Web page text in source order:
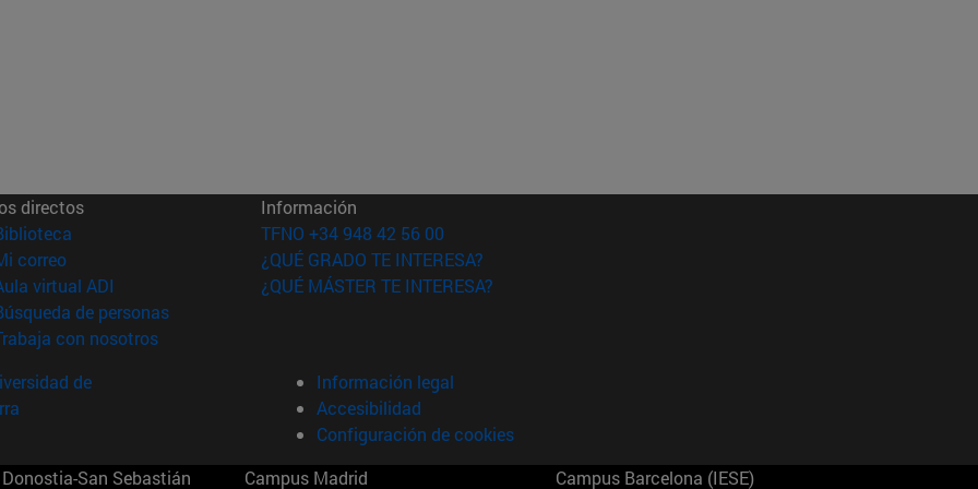
directos
(abre en nueva ventana)
correo(abre en nueva ventana)
virtual ADI (abre en nueva ventana)
de personas(abre en nueva ventana)
con nosotros(abre en nueva ventana)
Información
TFNO +34 948 42 56 00
¿QUÉ GRADO TE INTERESA?
¿QUÉ MÁSTER TE INTERESA?
de
Información legal
Accesibilidad
Configuración de cookies
San Sebastián
Campus Madrid Campus Barcelona (IESE)